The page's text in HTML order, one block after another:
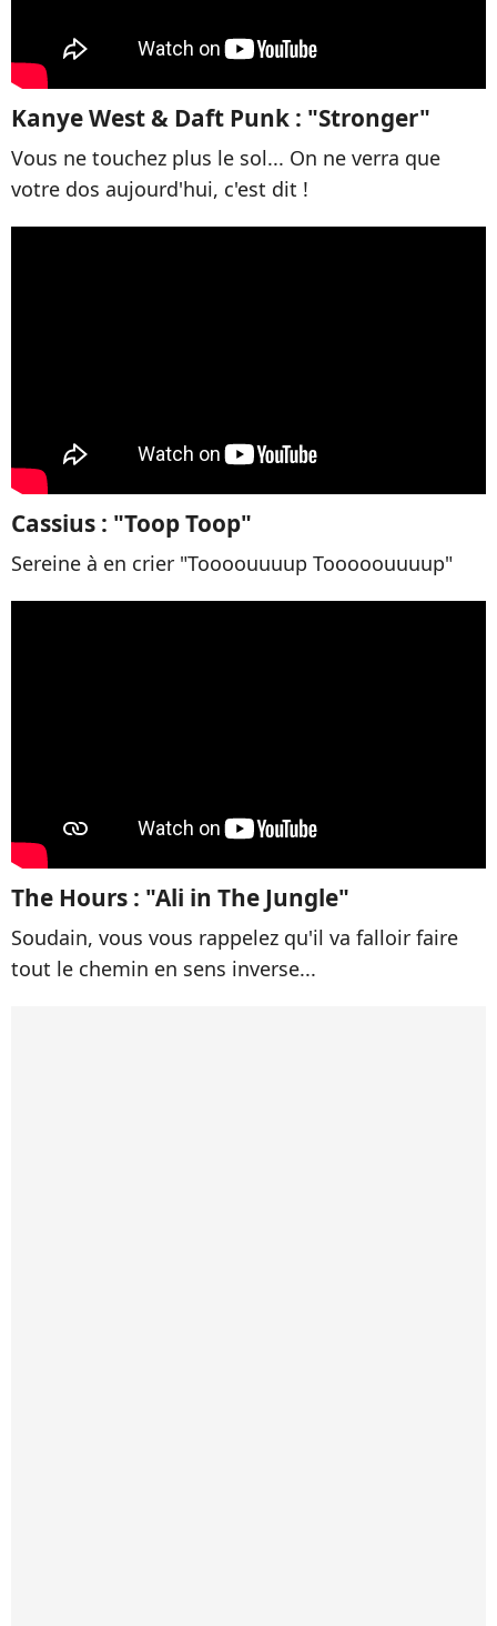
Kanye West & Daft Punk : "Stronger"
Vous ne touchez plus le sol... On ne verra que
votre dos aujourd'hui, c'est dit !
Cassius : "Toop Toop"
Sereine à en crier "Toooouuuup Tooooouuuup"
The Hours : "Ali in The Jungle"
Soudain, vous vous rappelez qu'il va falloir faire
tout le chemin en sens inverse...